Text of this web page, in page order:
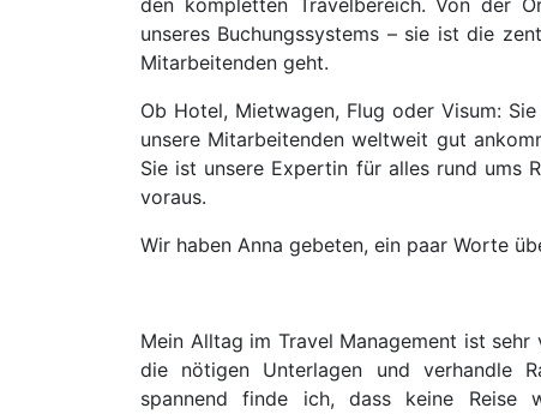
den kompletten Travelbereich. Von der
unseres Buchungssystems – sie ist die
Mitarbeitenden geht.
Ob Hotel, Mietwagen, Flug oder Visum:
unsere Mitarbeitenden weltweit gut
Sie ist unsere Expertin für alles rund ums
voraus.
Wir haben Anna gebeten, ein paar Worte
Mein Alltag im Travel Management ist
die nötigen Unterlagen und verhandle
spannend finde ich, dass keine